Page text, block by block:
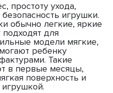
простоту ухода,
игрушки.
обычно легкие, яркие
для
модели мягкие,
ребенку
Такие
в первые месяцы,
поверхность и